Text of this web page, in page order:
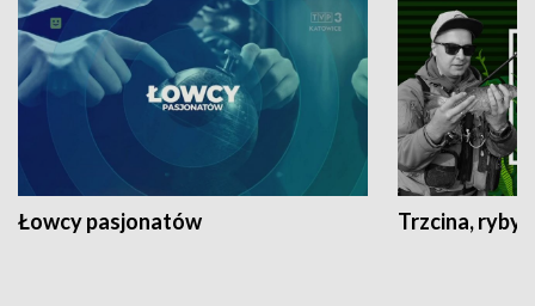
Łowcy pasjonatów Trzcina, ryby